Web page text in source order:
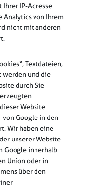
Ihrer IP-Adresse
Analytics von Ihrem
nicht mit anderen
Textdateien,
werden und die
durch Sie
Website
von Google in den
Wir haben eine
unserer Website
Google innerhalb
Union oder in
über den